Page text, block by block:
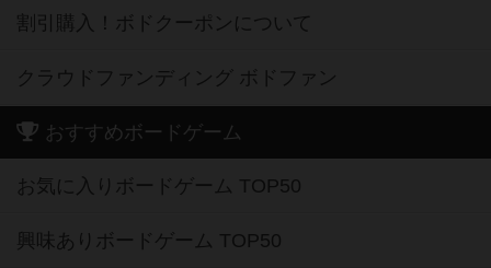
割引購入！ボドクーポンについて
クラウドファンディング ボドファン
おすすめボードゲーム
お気に入りボードゲーム TOP50
興味ありボードゲーム TOP50